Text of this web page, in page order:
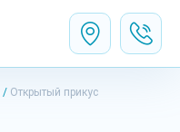
Открытый прикус